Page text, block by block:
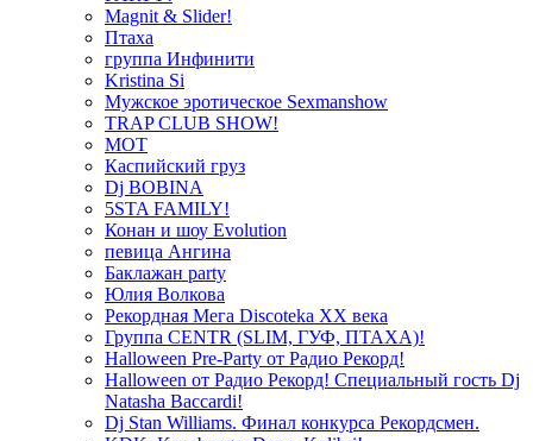
Magnit & Slider!
Птаха
группа Инфинити
Kristina Si
Мужское эротическое Sexmanshow
TRAP CLUB SHOW!
МОТ
Каспийский груз
Dj BOBINA
5STA FAMILY!
Конан и шоу Evolution
певица Ангина
Баклажан party
Юлия Волкова
Рекордная Мега Discoteka XX века
Группа CENTR (SLIM, ГУФ, ПТАХА)!
Halloween Pre-Party от Радио Рекорд!
Halloween от Радио Рекорд! Специальный гость Dj
Natasha Baccardi!
Dj Stan Williams. Финал конкурса Рекордсмен.